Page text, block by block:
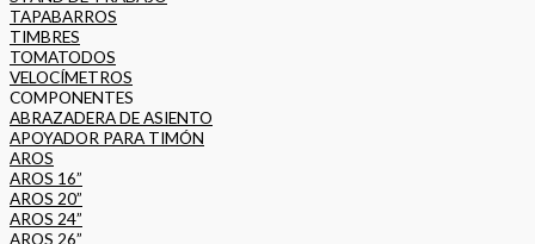
TAPABARROS
TIMBRES
TOMATODOS
VELOCÍMETROS
COMPONENTES
ABRAZADERA DE ASIENTO
APOYADOR PARA TIMÓN
AROS
AROS 16”
AROS 20”
AROS 24”
AROS 26”